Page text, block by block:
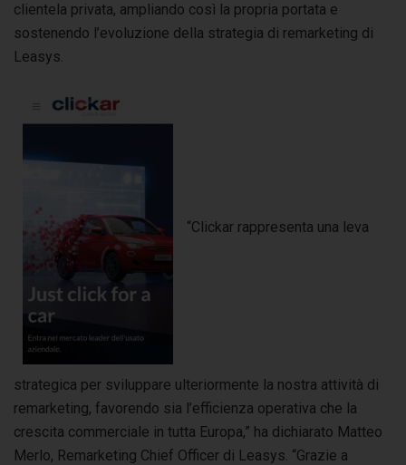
clientela privata, ampliando così la propria portata e
sostenendo l’evoluzione della strategia di remarketing di
Leasys.
“Clickar rappresenta una leva
strategica per sviluppare ulteriormente la nostra attività di
remarketing, favorendo sia l’efficienza operativa che la
crescita commerciale in tutta Europa,” ha dichiarato Matteo
Merlo, Remarketing Chief Officer di Leasys. “Grazie a